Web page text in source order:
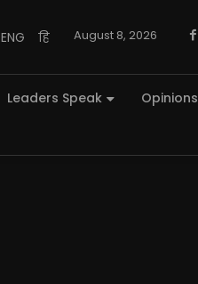
ENG हि August 8, 2026
Leaders Speak Opinions